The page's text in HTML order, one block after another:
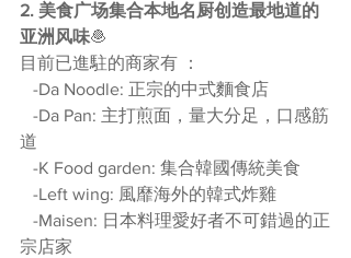
2. 美食广场集合本地名厨创造最地道的
亚洲风味🧆
目前已進駐的商家有 ：
   -Da Noodle: 正宗的中式麵食店
道
   -K Food garden: 集合韓國傳統美食
   -Left wing: 風靡海外的韓式炸雞
宗店家